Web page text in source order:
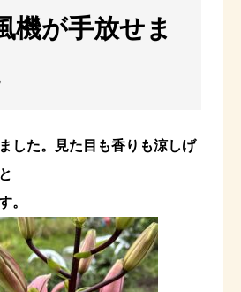
機が手放せま
した。見た目も香りも涼しげ
。